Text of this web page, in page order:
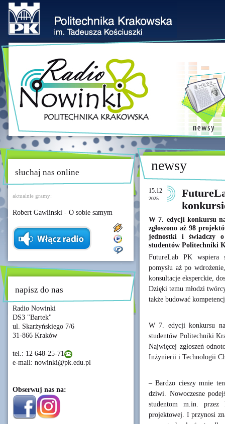
słuchaj nas online
aktualnie gramy:
Robert Gawlinski - O sobie samym
napisz do nas
Radio Nowinki
DS3 "Bartek"
ul. Skarżyńskiego 7/6
31-866 Kraków
tel.: 12 648-25-71
e-mail: nowinki@pk.edu.pl
Obserwuj nas na:
newsy
15.12
2025
W 7. edycji konkursu
zgłoszono aż 98
jednostki i świadczy o
studentów Politechniki
FutureLab PK wspiera
pomysłu aż po
konsultacje eksperckie,
Dzięki temu młodzi
także budować
W 7. edycji konkursu na
studentów Politechniki
Najwięcej zgłoszeń
Inżynierii i Technologii
– Bardzo cieszy mnie
dziwi. Nowoczesne
studentom m.in. przez
projektowej. I przynosi